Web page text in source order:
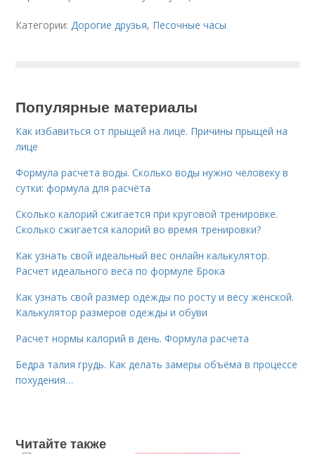
Категории:Дорогие друзья, Песочные часы
Популярные материалы
Как избавиться от прыщей на лице. Причины прыщей на
лице
Формула расчета воды. Сколько воды нужно человеку в
сутки: формула для расчёта
Сколько калорий сжигается при круговой тренировке.
Сколько сжигается калорий во время тренировки?
Как узнать свой идеальный вес онлайн калькулятор.
Расчет идеального веса по формуле Брока
Как узнать свой размер одежды по росту и весу женской.
Калькулятор размеров одежды и обуви
Расчет нормы калорий в день. Формула расчета
Бедра талия грудь. Как делать замеры объёма в процессе
похудения…
Читайте также